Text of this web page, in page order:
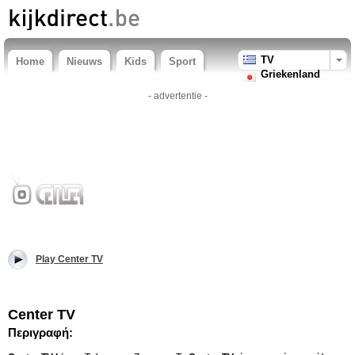
Home Nieuws Kids Sport
TV
Griekenland
- advertentie -
Play Center TV
Center TV
Περιγραφή: